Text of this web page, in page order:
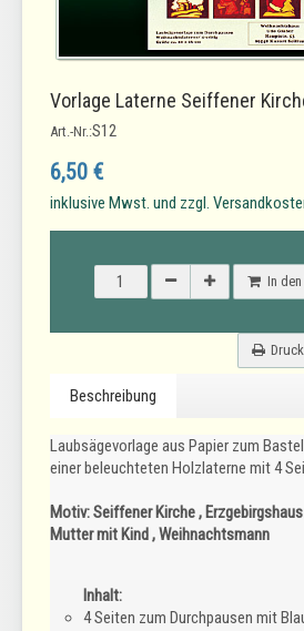
Vorlage Laterne Seiffener
Art.-Nr.:S12
6,50 €
inklusive Mwst. und zzgl.
In
Beschreibung
Laubsägevorlage aus Papier zum
einer beleuchteten Holzlaterne mit 4
Motiv: Seiffener Kirche ,
Mutter mit Kind , Weihnachtsmann
Inhalt:
4 Seiten zum Durchpausen mit